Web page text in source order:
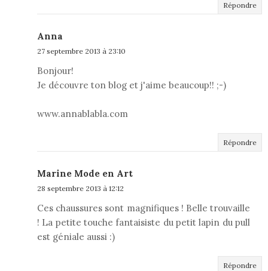
Répondre
Anna
27 septembre 2013 à 23:10
Bonjour!
Je découvre ton blog et j'aime beaucoup!! ;-)
www.annablabla.com
Répondre
Marine Mode en Art
28 septembre 2013 à 12:12
Ces chaussures sont magnifiques ! Belle trouvaille
! La petite touche fantaisiste du petit lapin du pull
est géniale aussi :)
Répondre